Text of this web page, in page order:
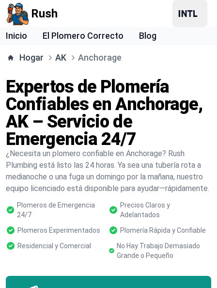
Rush
Inicio El Plomero Correcto Blog
Hogar AK Anchorage
Expertos de Plomería
Confiables en Anchorage,
AK – Servicio de
Emergencia 24/7
¿Necesita un plomero confiable en Anchorage? Rush
Plumbing está listo las 24 horas. Ya sea una tubería rota a
medianoche o una fuga un domingo por la mañana, nuestro
equipo licenciado está disponible para ayudar—rápidamente.
Plomeros de Emergencia
24/7
Precios Claros y
Adelantados
Plomeros Experimentados
Plomería Rápida y Confiable
Residencial y Comercial
No Hay Trabajo Demasiado
Grande o Pequeño